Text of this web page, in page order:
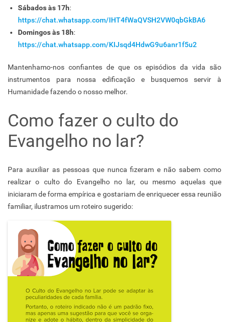
Sábados às 17h:
https://chat.whatsapp.com/IHT4fWaQVSH2VW0qbGkBA6
Domingos às 18h:
https://chat.whatsapp.com/KIJsqd4HdwG9u6anr1f5u2
Mantenhamo-nos confiantes de que os episódios da vida são
instrumentos para nossa edificação e busquemos servir à
Humanidade fazendo o nosso melhor.
Como fazer o culto do
Evangelho no lar?
Para auxiliar as pessoas que nunca fizeram e não sabem como
realizar o culto do Evangelho no lar, ou mesmo aquelas que
iniciaram de forma empírica e gostariam de enriquecer essa reunião
familiar, ilustramos um roteiro sugerido: